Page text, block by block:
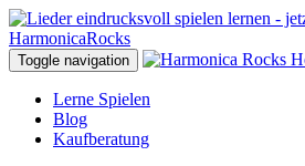
Toggle navigation
Lerne Spielen
Blog
Kaufberatung